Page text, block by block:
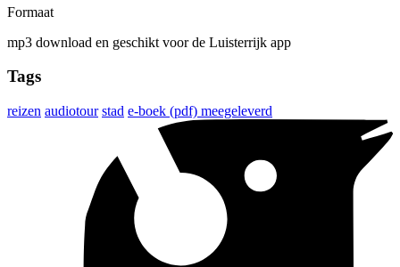
Formaat
mp3 download en geschikt voor de Luisterrijk app
Tags
reizen audiotour stad e-boek (pdf) meegeleverd